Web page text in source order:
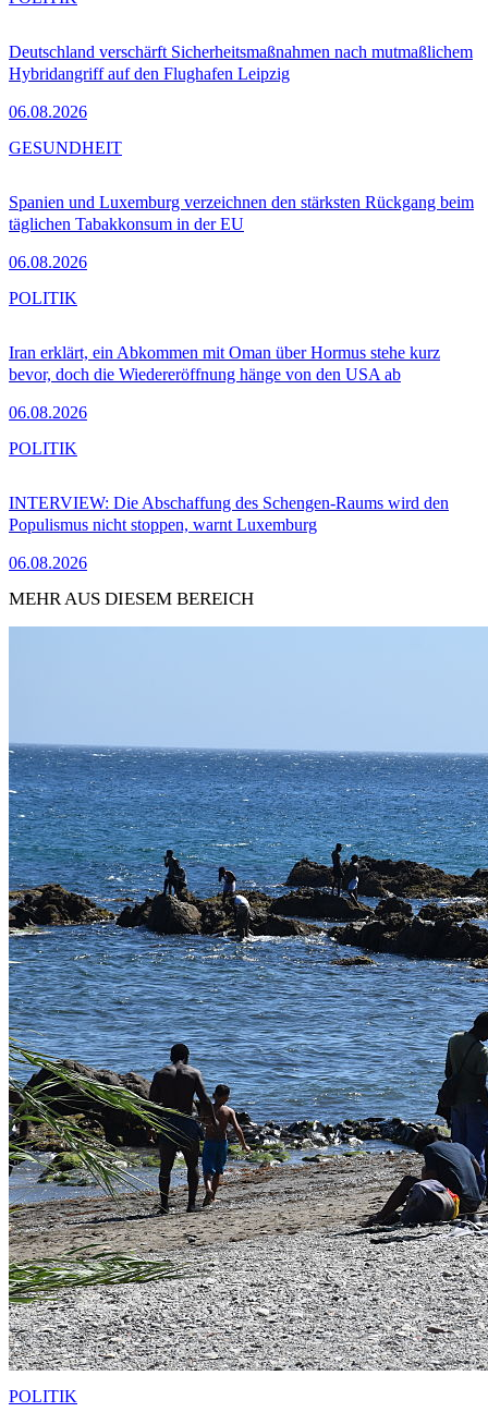
Deutschland verschärft Sicherheitsmaßnahmen nach mutmaßlichem
Hybridangriff auf den Flughafen Leipzig
06.08.2026
Spanien und Luxemburg verzeichnen den stärksten Rückgang beim
täglichen Tabakkonsum in der EU
06.08.2026
GESUNDHEIT
Iran erklärt, ein Abkommen mit Oman über Hormus stehe kurz
bevor, doch die Wiedereröffnung hänge von den USA ab
06.08.2026
POLITIK
INTERVIEW: Die Abschaffung des Schengen-Raums wird den
Populismus nicht stoppen, warnt Luxemburg
06.08.2026
POLITIK
MEHR AUS DIESEM BEREICH
POLITIK